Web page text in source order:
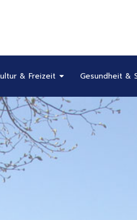
& Freizeit Öffne Bildung, Kultur
Gesundheit &